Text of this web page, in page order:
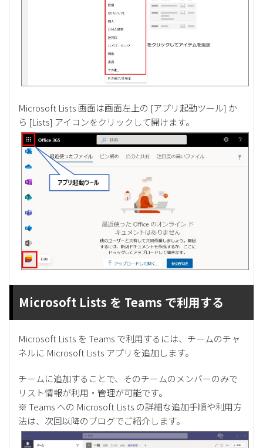
Microsoft Lists 画面は画面左上の [アプリ起動ツール] か
ら [Lists] アイコンをクリックして開けます。
Microsoft Lists を Teams で利用する
Microsoft Lists を Teams で利用するには、チームのチャ
ネルに Microsoft Lists アプリを追加します。
チームに追加することで、そのチームのメンバーのみで
リスト情報が利用・管理が可能です。
※ Teams への Microsoft Lists の詳細な追加手順や利用方
法は、次回以降のブログでご紹介します。